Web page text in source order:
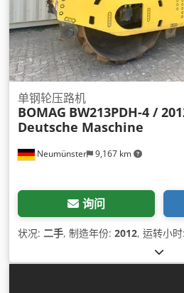
Neumünster 9,167 km
单钢轮压路机
BOMAG BW213PDH-4 /
Deutsche Maschine
询问
状况: 二手, 制造年份: 2012, 运转小时: